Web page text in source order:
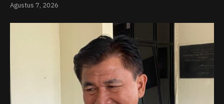
Agustus 7, 2026